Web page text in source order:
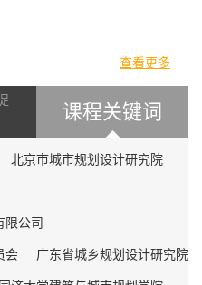
查看更多
课程关键词
北京市城市规划设计研究院
公司
会 广东省城乡规划设计研究院